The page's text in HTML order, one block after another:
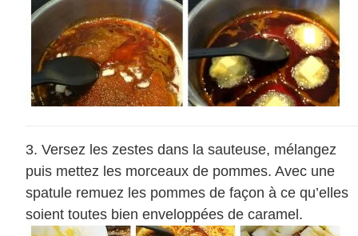
Versez les zestes dans la sauteuse, mélangez
puis mettez les morceaux de pommes. Avec une
spatule remuez les pommes de façon à ce qu’elles
soient toutes bien enveloppées de caramel.